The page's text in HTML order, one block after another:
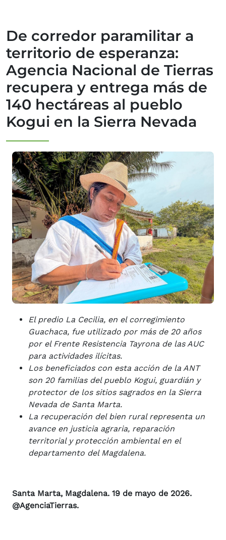
De corredor paramilitar a
territorio de esperanza:
Agencia Nacional de Tierras
recupera y entrega más de
140 hectáreas al pueblo
Kogui en la Sierra Nevada
Imagen
El predio La Cecilia, en el corregimiento
Guachaca, fue utilizado por más de 20 años
por el Frente Resistencia Tayrona de las AUC
para actividades ilícitas.
Los beneficiados con esta acción de la ANT
son 20 familias del pueblo Kogui, guardián y
protector de los sitios sagrados en la Sierra
Nevada de Santa Marta.
La recuperación del bien rural representa un
avance en justicia agraria, reparación
territorial y protección ambiental en el
departamento del Magdalena.
Santa Marta, Magdalena. 19 de mayo de 2026.
@AgenciaTierras.